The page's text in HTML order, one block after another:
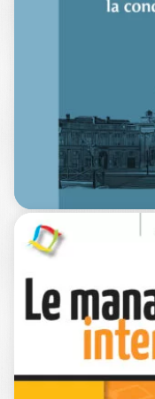
JEAN-FRANÇOIS
Ouvrage labellisé
catégorie «
Collectif » Face…